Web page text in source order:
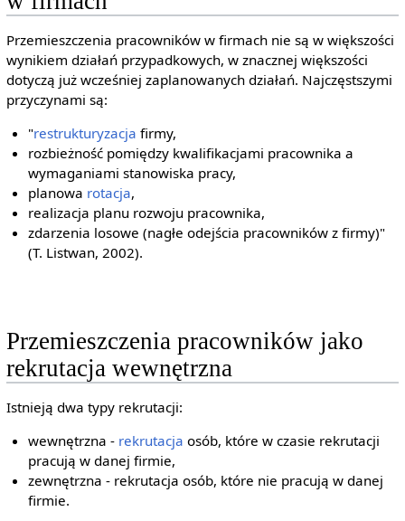
Przemieszczenia pracowników w firmach nie są w większości
wynikiem działań przypadkowych, w znacznej większości
dotyczą już wcześniej zaplanowanych działań. Najczęstszymi
przyczynami są:
"restrukturyzacja firmy,
rozbieżność pomiędzy kwalifikacjami pracownika a
wymaganiami stanowiska pracy,
planowa rotacja,
realizacja planu rozwoju pracownika,
zdarzenia losowe (nagłe odejścia pracowników z firmy)"
(T. Listwan, 2002).
Przemieszczenia pracowników jako
rekrutacja wewnętrzna
Istnieją dwa typy rekrutacji:
wewnętrzna - rekrutacja osób, które w czasie rekrutacji
pracują w danej firmie,
zewnętrzna - rekrutacja osób, które nie pracują w danej
firmie.